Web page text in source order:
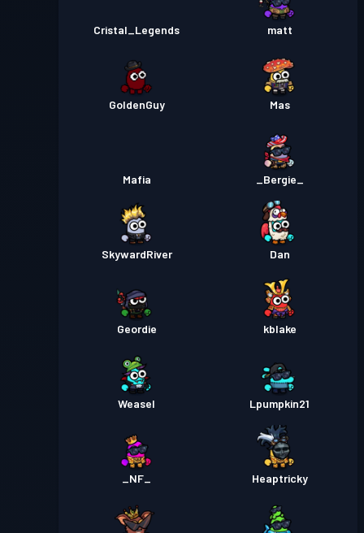
Cristal_Legends matt
GoldenGuy Mas
Mafia _Bergie_
SkywardRiver Dan
Geordie kblake
Weasel Lpumpkin21
_NF_ Heaptricky